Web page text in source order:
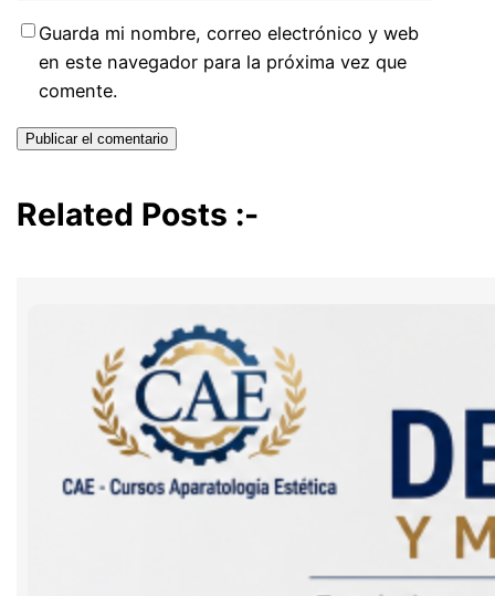
Guarda mi nombre, correo electrónico y web
en este navegador para la próxima vez que
comente.
Related Posts :-